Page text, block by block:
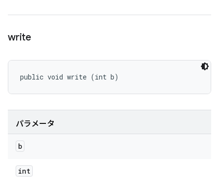
write
public void write (int b)
パラメータ
b
int